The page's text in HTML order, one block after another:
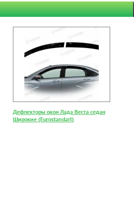
Дефлекторы окон Лада Веста седан
Широкие (Eurostandart)